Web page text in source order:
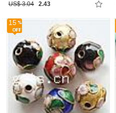
US$ 3.04 2.43
15